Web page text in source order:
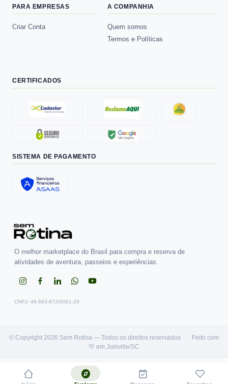
O melhor marketplace do Brasil para compra e reserva de
atividades de aventura, passeios e experiências.
CNPJ: 49.663.872/0001-29
PARA EMPRESAS
Criar Conta
A COMPANHIA
Quem somos
Termos e Políticas
CERTIFICADOS
SISTEMA DE PAGAMENTO
© Copyright 2026 Sem Rotina — Todos os direitos reservados
Feito com
💛 em Joinville/SC